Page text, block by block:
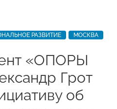
РАЗВИТИЕ МОСКВА
«ОПОРЫ
Грот
об